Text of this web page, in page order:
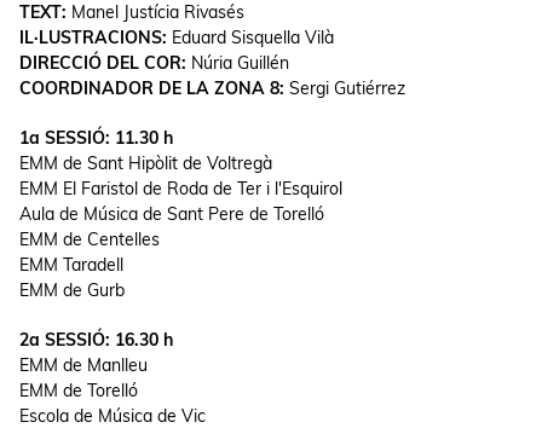
TEXT: Manel Justícia Rivasés
IL·LUSTRACIONS: Eduard Sisquella Vilà
DIRECCIÓ DEL COR: Núria Guillén
COORDINADOR DE LA ZONA 8: Sergi Gutiérrez
1a SESSIÓ: 11.30 h
EMM de Sant Hipòlit de Voltregà
EMM El Faristol de Roda de Ter i l'Esquirol
Aula de Música de Sant Pere de Torelló
EMM de Centelles
EMM Taradell
EMM de Gurb
2a SESSIÓ: 16.30 h
EMM de Manlleu
EMM de Torelló
Escola de Música de Vic